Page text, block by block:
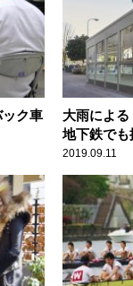
ク車
大雨によ
地下鉄で
備とは？
2019.09.11